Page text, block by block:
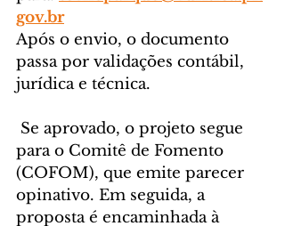
gov.br
Após o envio, o documento
passa por validações contábil,
jurídica e técnica.
para o Comitê de Fomento
(COFOM), que emite parecer
opinativo. Em seguida, a
proposta é encaminhada à